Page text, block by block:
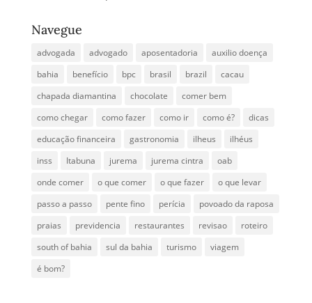
Navegue
advogada advogado aposentadoria
auxilio doença
bahia
benefício bpc brasil brazil
cacau
chapada diamantina
chocolate
comer bem
como chegar
como fazer como ir como é?
dicas
educação financeira
gastronomia ilheus
ilhéus
inss
Itabuna jurema jurema cintra
oab
onde comer
o que comer o que fazer
o que levar
passo a passo
pente fino perícia
povoado da raposa
praias
previdencia restaurantes revisao
roteiro
south of bahia
sul da bahia turismo
viagem
é bom?